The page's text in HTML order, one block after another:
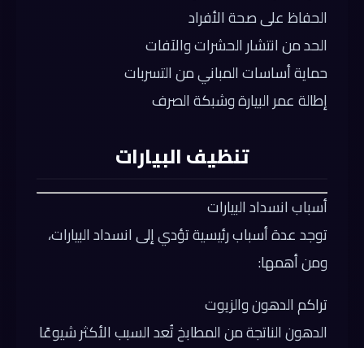
الحفاظ على صحة الأفراد
الحد من انتشار الحشرات والآفات
حماية أساسات المباني من التسربات
إطالة عمر البيارة وشبكة الصرف
تنظيف البيارات
أسباب انسداد البيارات
توجد عدة أسباب رئيسية تؤدي إلى انسداد البيارات،
ومن أهمها:
تراكم الدهون والزيوت
الدهون الناتجة من المطابخ تُعد السبب الأكثر شيوعًا